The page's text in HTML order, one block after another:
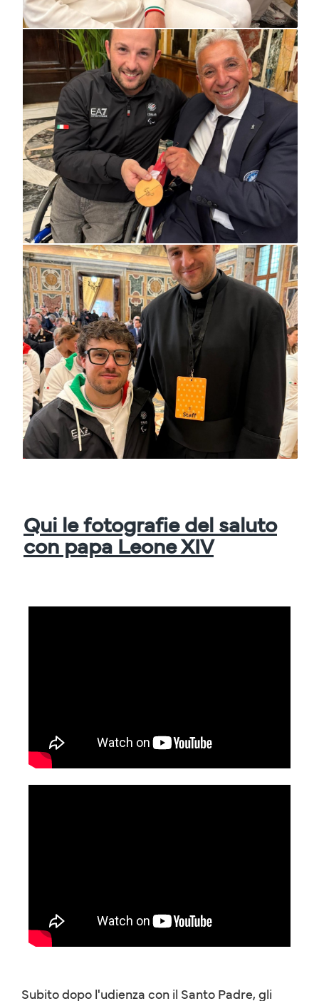
Qui le fotografie del saluto
con papa Leone XIV
Subito dopo l'udienza con il Santo Padre, gli